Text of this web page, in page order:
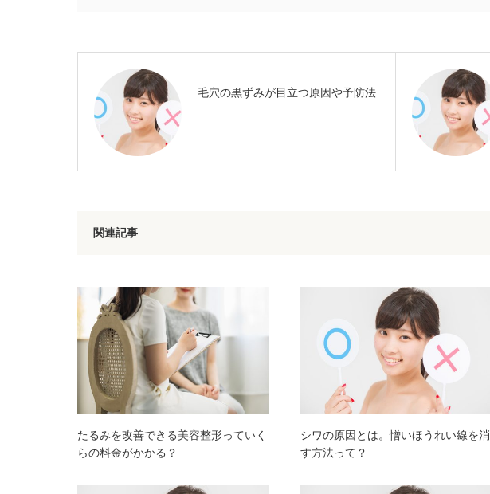
毛穴の黒ずみが目立つ原因や予防法
関連記事
たるみを改善できる美容整形っていく
らの料金がかかる？
シワの原因とは。憎いほうれい線を消
す方法って？